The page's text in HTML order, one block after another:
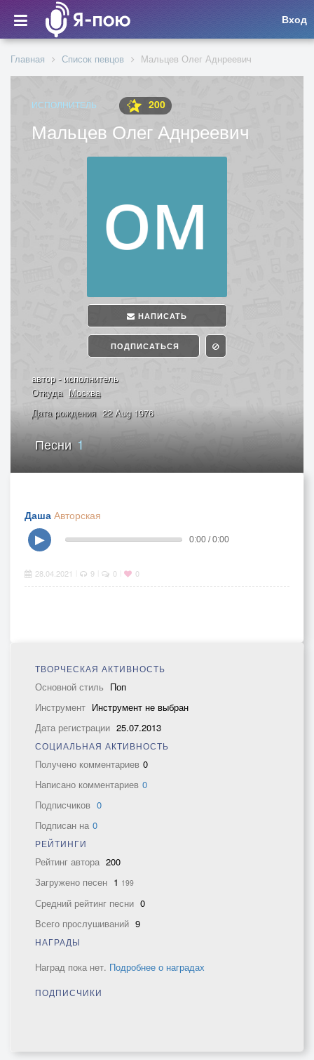
Вход
Главная Список певцов Мальцев Олег Аднреевич
ИСПОЛНИТЕЛЬ 200
Мальцев Олег Аднреевич
НАПИСАТЬ
ПОДПИСАТЬСЯ
автор - исполнитель
Откуда Москва
Дата рождения 22 Aug 1976
Песни1
Даша Авторская
▶
0:00 / 0:00
28.04.2021 9 0 0
ТВОРЧЕСКАЯ АКТИВНОСТЬ
Основной стиль Поп
Инструмент Инструмент не выбран
Дата регистрации 25.07.2013
СОЦИАЛЬНАЯ АКТИВНОСТЬ
Получено комментариев 0
Написано комментариев 0
Подписчиков 0
Подписан на 0
РЕЙТИНГИ
Рейтинг автора 200
Загружено песен 1 199
Средний рейтинг песни 0
Всего прослушиваний 9
НАГРАДЫ
Наград пока нет. Подробнее о наградах
ПОДПИСЧИКИ